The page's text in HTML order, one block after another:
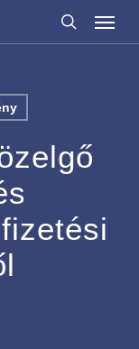
search
Menu